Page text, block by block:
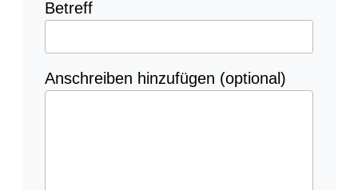
Betreff
Anschreiben hinzufügen (optional)